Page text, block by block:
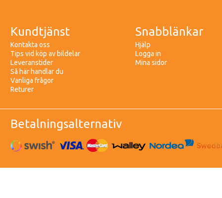
Kundtjänst
Kontakta oss
Tips vid köp av bildelar
Leveranstider
Så här handlar du
Vanliga frågor
Returer
Snabblänkar
Hjälp
Logga in
Mina sidor
Betalningsalternativ